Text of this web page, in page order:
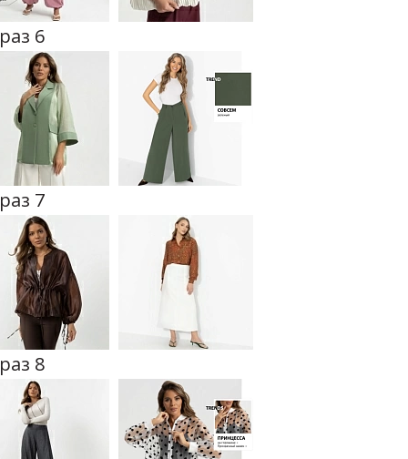
6
7
8